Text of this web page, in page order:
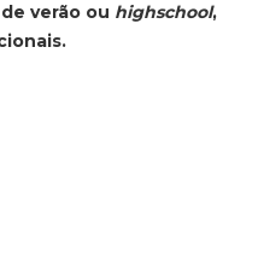
verão ou highschool,